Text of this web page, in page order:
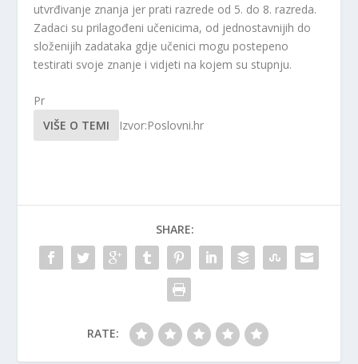
utvrđivanje znanja jer prati razrede od 5. do 8. razreda.
Zadaci su prilagođeni učenicima, od jednostavnijih do
složenijih zadataka gdje učenici mogu postepeno
testirati svoje znanje i vidjeti na kojem su stupnju.
Pr
VIŠE O TEMI
Izvor:Poslovni.hr
SHARE:
RATE: